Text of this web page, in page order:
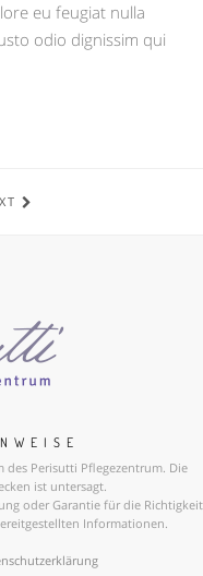
eu feugiat nulla
odio dignissim qui
des Perisutti Pflegezentrum. Die
ist untersagt.
oder Garantie für die Richtigkeit
Informationen.